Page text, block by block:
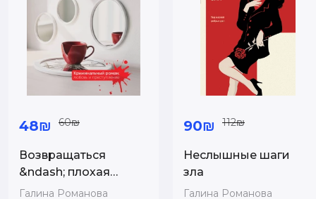
48₪ 60₪
Возвращаться
&ndash; плохая
примета
Галина Романова
90₪ 112₪
Неслышные шаги
зла
Галина Романова